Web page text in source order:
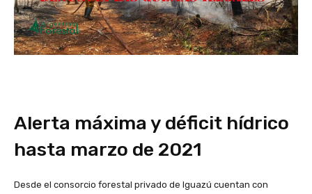
Alerta máxima y déficit hídrico
hasta marzo de 2021
Desde el consorcio forestal privado de Iguazú cuentan con